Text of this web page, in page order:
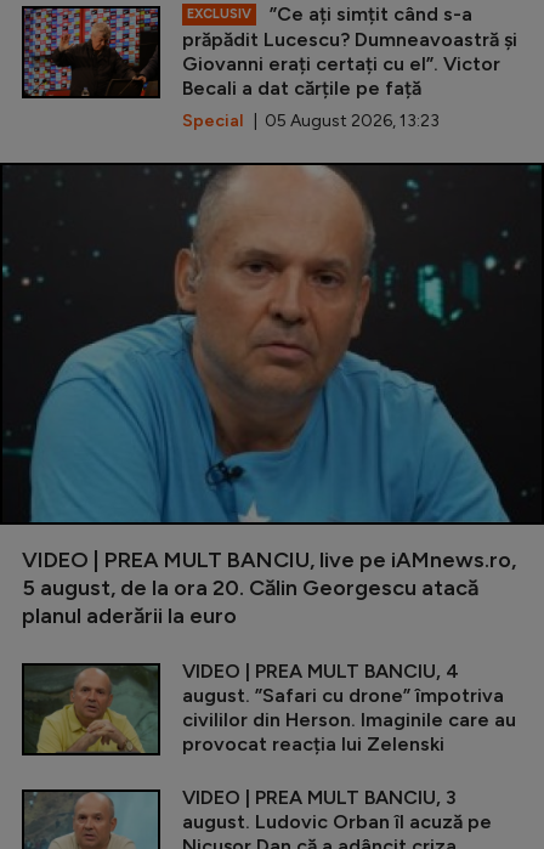
EXCLUSIV
”Ce ați simțit când s-a
prăpădit Lucescu? Dumneavoastră și
Giovanni erați certați cu el”. Victor
Becali a dat cărțile pe față
Special | 05 August 2026, 13:23
VIDEO | PREA MULT BANCIU, live pe iAMnews.ro,
5 august, de la ora 20. Călin Georgescu atacă
planul aderării la euro
VIDEO | PREA MULT BANCIU, 4
august. ”Safari cu drone” împotriva
civililor din Herson. Imaginile care au
provocat reacția lui Zelenski
VIDEO | PREA MULT BANCIU, 3
august. Ludovic Orban îl acuză pe